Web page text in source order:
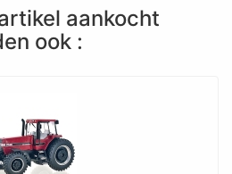
aankocht
ook :